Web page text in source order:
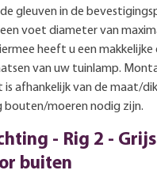
gleuven in de
voet diameter van
heeft u een
van uw tuinlamp.
is afhankelijk van de maat/
bouten/moeren nodig zijn.
- Rig 2 -
buiten